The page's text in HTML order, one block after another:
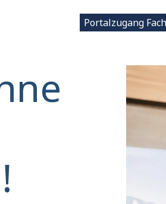
Portalzugang